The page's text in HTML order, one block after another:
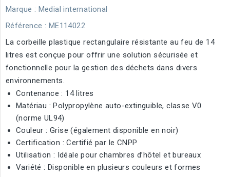
Marque : Medial international
Référence : ME114022
La corbeille plastique rectangulaire résistante au feu de 14
litres est conçue pour offrir une solution sécurisée et
fonctionnelle pour la gestion des déchets dans divers
environnements.
Contenance : 14 litres
Matériau : Polypropylène auto-extinguible, classe V0
(norme UL94)
Couleur : Grise (également disponible en noir)
Certification : Certifié par le CNPP
Utilisation : Idéale pour chambres d’hôtel et bureaux
Variété : Disponible en plusieurs couleurs et formes